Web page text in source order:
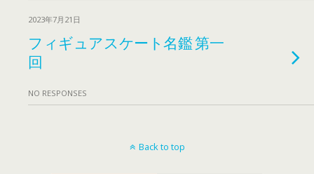
2023年7月21日
フィギュアスケート名鑑 第一
回
NO RESPONSES
Back to top